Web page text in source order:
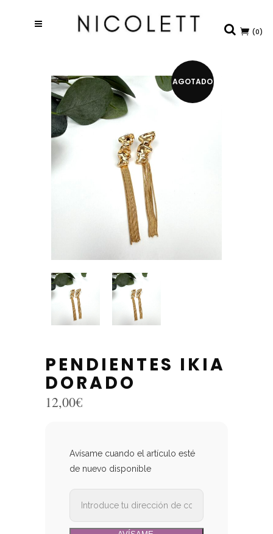
(0)
AGOTADO
PENDIENTES IKIA
DORADO
12,00€
Avísame cuando el artículo esté
de nuevo disponible